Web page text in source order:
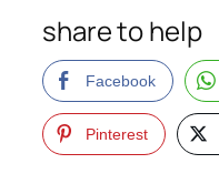
share to help
Facebook
Pinterest